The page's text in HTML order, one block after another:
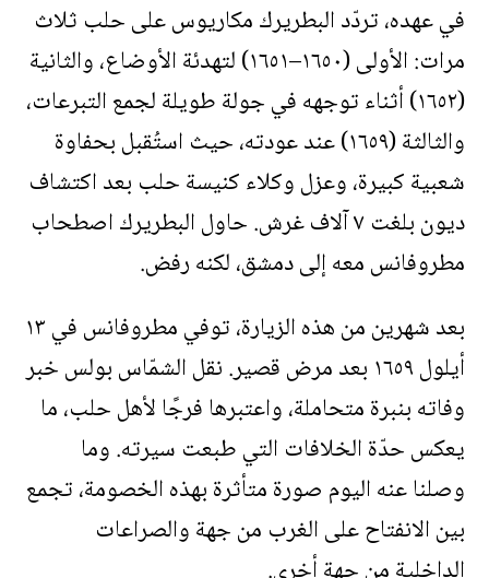
في عهده، تردّد البطريرك مكاريوس على حلب ثلاث
مرات: الأولى (١٦٥٠–١٦٥١) لتهدئة الأوضاع، والثانية
(١٦٥٢) أثناء توجهه في جولة طويلة لجمع التبرعات،
والثالثة (١٦٥٩) عند عودته، حيث استُقبل بحفاوة
شعبية كبيرة، وعزل وكلاء كنيسة حلب بعد اكتشاف
ديون بلغت ٧ آلاف غرش. حاول البطريرك اصطحاب
مطروفانس معه إلى دمشق، لكنه رفض.
بعد شهرين من هذه الزيارة، توفي مطروفانس في ١٣
أيلول ١٦٥٩ بعد مرض قصير. نقل الشمّاس بولس خبر
وفاته بنبرة متحاملة، واعتبرها فرجًا لأهل حلب، ما
يعكس حدّة الخلافات التي طبعت سيرته. وما
وصلنا عنه اليوم صورة متأثرة بهذه الخصومة، تجمع
بين الانفتاح على الغرب من جهة والصراعات